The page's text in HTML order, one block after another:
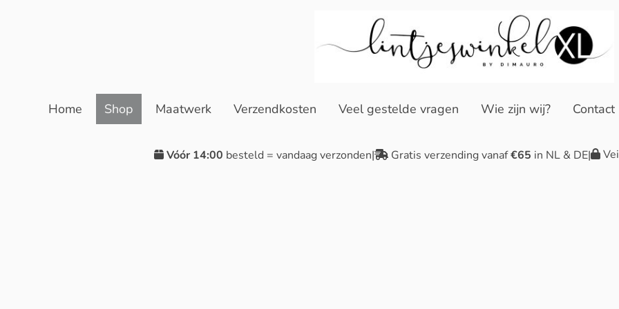
Home Shop Maatwerk Verzendkosten Veel gestelde vragen Wie zijn wij? Contact
Vóór 14:00 besteld = vandaag verzonden| Gratis verzending vanaf€65 in NL & DE|